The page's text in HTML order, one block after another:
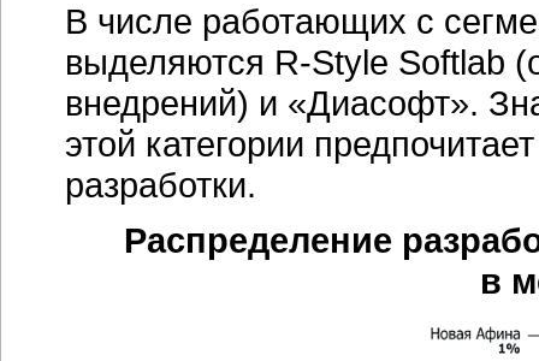
В числе работающих с
выделяются R-Style Softlab
внедрений) и «Диасофт».
этой категории
разработки.
Распределение
в